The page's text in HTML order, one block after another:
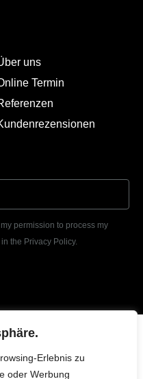
Erlebnis zu
oder Werbung
uns
Termin
permission to process my
the Privacy Policy.